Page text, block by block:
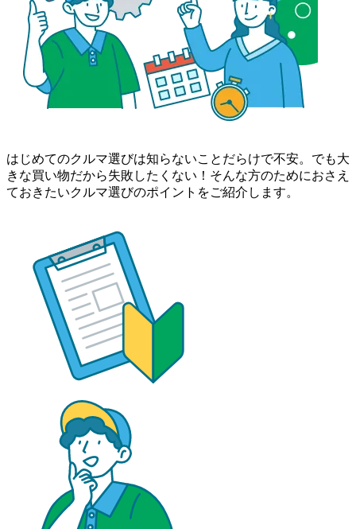
はじめてのクルマ選びは知らないことだらけで不安。でも大
きな買い物だから失敗したくない！そんな方のためにおさえ
ておきたいクルマ選びのポイントをご紹介します。